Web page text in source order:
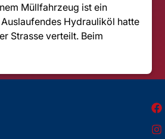
Müllfahrzeug ist ein
Hydrauliköl hatte
Strasse verteilt. Beim